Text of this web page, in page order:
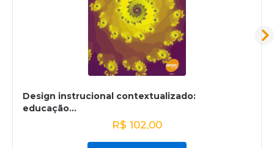
Design instrucional contextualizado:
educação...
R$ 102,00